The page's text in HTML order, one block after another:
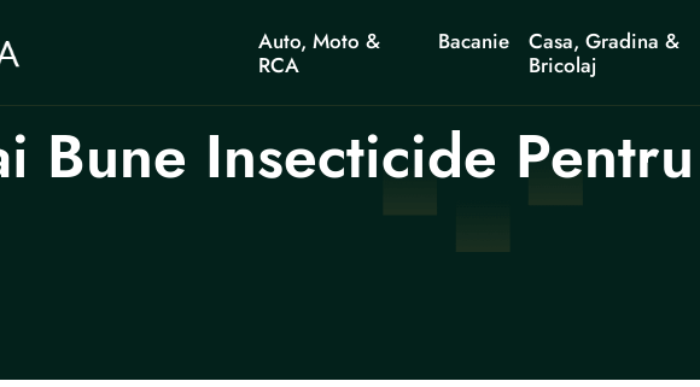
Auto, Moto &
RCA
Bacanie
Casa, Gradina &
Bricolaj
Bune Insecticide